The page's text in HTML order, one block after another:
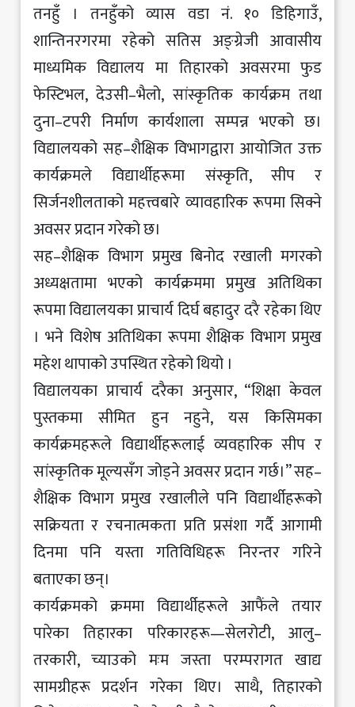
तनहुँ । तनहुँको व्यास वडा नं. १० डिहिगाउँ,
शान्तिनरगरमा रहेको सतिस अङ्ग्रेजी आवासीय
माध्यमिक विद्यालय मा तिहारको अवसरमा फुड
फेस्टिभल, देउसी–भैलो, सांस्कृतिक कार्यक्रम तथा
दुना–टपरी निर्माण कार्यशाला सम्पन्न भएको छ।
विद्यालयको सह–शैक्षिक विभागद्वारा आयोजित उक्त
कार्यक्रमले विद्यार्थीहरूमा संस्कृति, सीप र
सिर्जनशीलताको महत्त्वबारे व्यावहारिक रूपमा सिक्ने
अवसर प्रदान गरेको छ।
सह–शैक्षिक विभाग प्रमुख बिनोद रखाली मगरको
अध्यक्षतामा भएको कार्यक्रममा प्रमुख अतिथिका
रूपमा विद्यालयका प्राचार्य दिर्घ बहादुर दरै रहेका थिए
। भने विशेष अतिथिका रूपमा शैक्षिक विभाग प्रमुख
महेश थापाको उपस्थित रहेको थियो ।
विद्यालयका प्राचार्य दरैका अनुसार, “शिक्षा केवल
पुस्तकमा सीमित हुन नहुने, यस किसिमका
कार्यक्रमहरूले विद्यार्थीहरूलाई व्यवहारिक सीप र
सांस्कृतिक मूल्यसँग जोड्ने अवसर प्रदान गर्छ।” सह–
शैक्षिक विभाग प्रमुख रखालीले पनि विद्यार्थीहरूको
सक्रियता र रचनात्मकता प्रति प्रसंशा गर्दै आगामी
दिनमा पनि यस्ता गतिविधिहरू निरन्तर गरिने
बताएका छन्।
कार्यक्रमको क्रममा विद्यार्थीहरूले आफैंले तयार
पारेका तिहारका परिकारहरू—सेलरोटी, आलु–
तरकारी, च्याउको मःम जस्ता परम्परागत खाद्य
सामग्रीहरू प्रदर्शन गरेका थिए। साथै, तिहारको